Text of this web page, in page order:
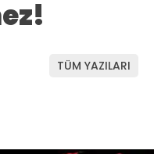
TÜM YAZILARI